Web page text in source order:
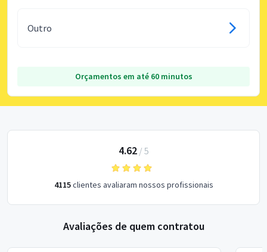
Outro
Orçamentos em até 60 minutos
4.62/ 5
4115clientes avaliaram nossos profissionais
Avaliações de quem contratou